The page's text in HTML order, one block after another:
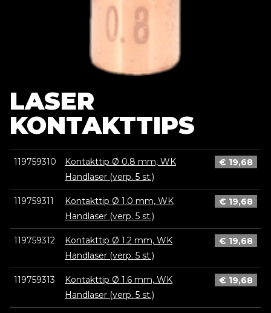
LASER
KONTAKTTIPS
119759310
Kontakttip Ø 0.8 mm, WK
Handlaser (verp. 5 st.)
€ 19,68
119759311
Kontakttip Ø 1.0 mm, WK
Handlaser (verp. 5 st.)
€ 19,68
119759312
Kontakttip Ø 1.2 mm, WK
Handlaser (verp. 5 st.)
€ 19,68
119759313
Kontakttip Ø 1.6 mm, WK
Handlaser (verp. 5 st.)
€ 19,68